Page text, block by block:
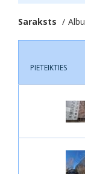
Saraksts
PIETEIKTIES